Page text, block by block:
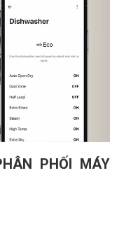
PHỐI MÁY